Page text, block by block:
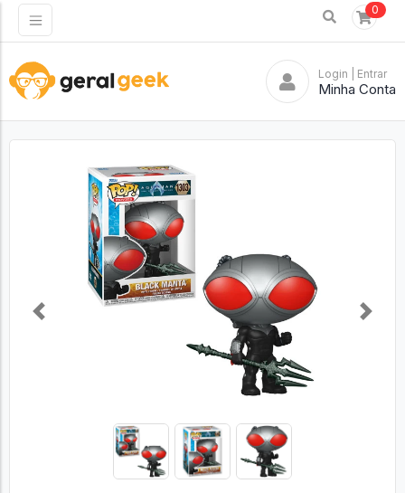
0
Login | Entrar
Minha Conta
Previous Next